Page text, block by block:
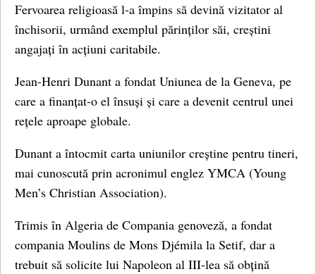
Fervoarea religioasă l-a împins să devină vizitator al
închisorii, urmând exemplul părinților săi, creștini
angajați în acțiuni caritabile.
Jean-Henri Dunant a fondat Uniunea de la Geneva, pe
care a finanțat-o el însuși și care a devenit centrul unei
rețele aproape globale.
Dunant a întocmit carta uniunilor creștine pentru tineri,
mai cunoscută prin acronimul englez YMCA (Young
Men’s Christian Association).
Trimis în Algeria de Compania genoveză, a fondat
compania Moulins de Mons Djémila la Setif, dar a
trebuit să solicite lui Napoleon al III-lea să obțină